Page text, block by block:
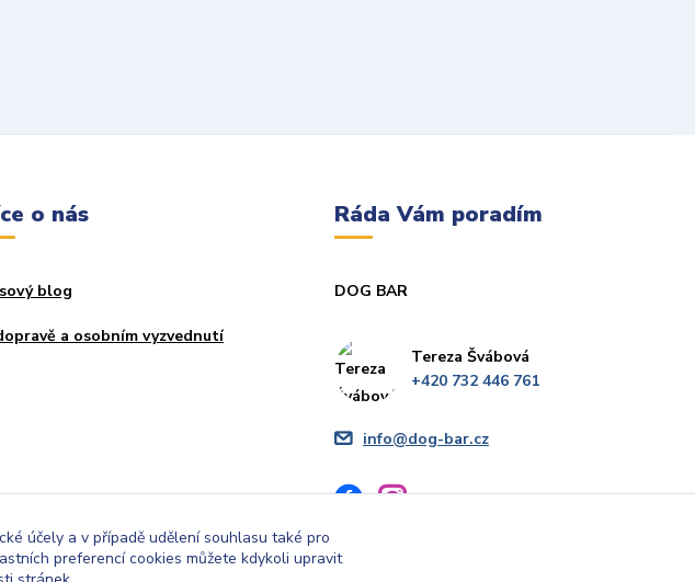
o nás
blog
a osobním vyzvednutí
Ráda Vám poradím
DOG BAR
Tereza Švábová
+420 732 446 761
info@dog-bar.cz
účely a v případě udělení souhlasu také pro
preferencí cookies můžete kdykoli upravit